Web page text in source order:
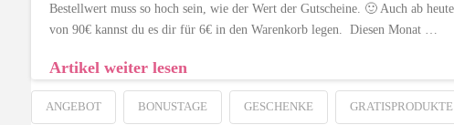
Bestellwert muss so hoch sein, wie der Wert der Gutscheine. 🙂 Auch ab
von 90€ kannst du es dir für 6€ in den Warenkorb legen. Diesen Monat …
Artikel weiter lesen
ANGEBOT BONUSTAGE GESCHENKE GRATISPRODUKTE